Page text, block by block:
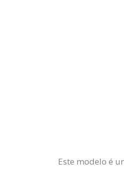
Este modelo é